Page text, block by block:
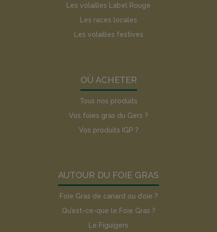
Les volailles Label Rouge
Les races locales
Les volailles festives
OÙ ACHETER
Tous nos produits
Vos foies gras du Gers ?
Vos produits IGP ?
AUTOUR DU FOIE GRAS
Foie Gras de canard ou d’oie ?
Qu’est-ce-que le Foie Gras ?
Le Figuigers